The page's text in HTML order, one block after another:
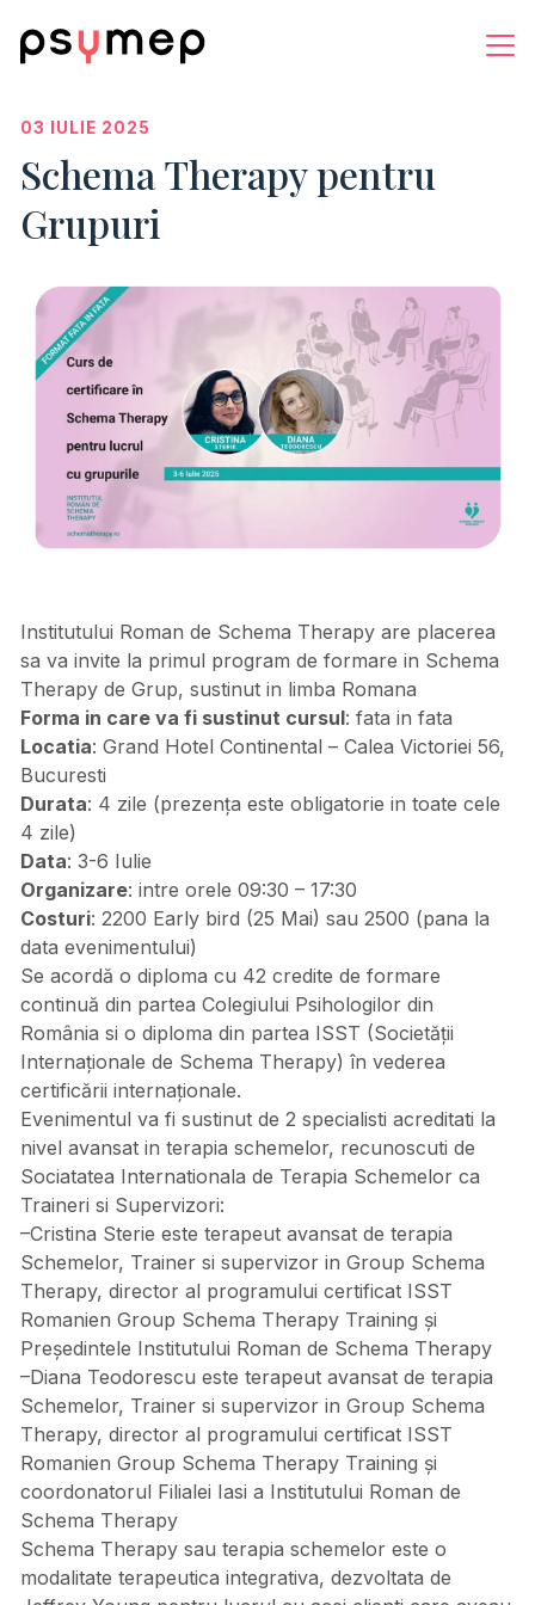
03 IULIE 2025
Schema Therapy pentru
Grupuri
Institutului Roman de Schema Therapy are placerea
sa va invite la primul program de formare in Schema
Therapy de Grup, sustinut in limba Romana
Forma in care va fi sustinut cursul: fata in fata
Locatia: Grand Hotel Continental – Calea Victoriei 56,
Bucuresti
Durata: 4 zile (prezența este obligatorie in toate cele
4 zile)
Data: 3-6 Iulie
Organizare: intre orele 09:30 – 17:30
Costuri: 2200 Early bird (25 Mai) sau 2500 (pana la
data evenimentului)
Se acordă o diploma cu 42 credite de formare
continuă din partea Colegiului Psihologilor din
România si o diploma din partea ISST (Societății
Internaționale de Schema Therapy) în vederea
certificării internaționale.
Evenimentul va fi sustinut de 2 specialisti acreditati la
nivel avansat in terapia schemelor, recunoscuti de
Sociatatea Internationala de Terapia Schemelor ca
Traineri si Supervizori:
–Cristina Sterie este terapeut avansat de terapia
Schemelor, Trainer si supervizor in Group Schema
Therapy, director al programului certificat ISST
Romanien Group Schema Therapy Training și
Președintele Institutului Roman de Schema Therapy
–Diana Teodorescu este terapeut avansat de terapia
Schemelor, Trainer si supervizor in Group Schema
Therapy, director al programului certificat ISST
Romanien Group Schema Therapy Training și
coordonatorul Filialei Iasi a Institutului Roman de
Schema Therapy
Schema Therapy sau terapia schemelor este o
modalitate terapeutica integrativa, dezvoltata de